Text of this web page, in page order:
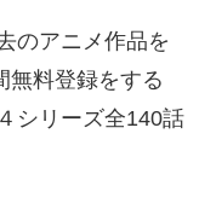
のアニメ作品を
無料登録をする
シリーズ全140話